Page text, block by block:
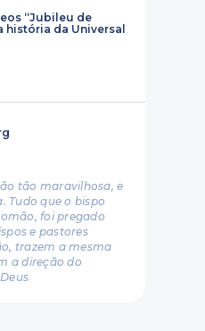
“Jubileu de
história da Universal
tão maravilhosa, e
Tudo que o bispo
foi pregado
e pastores
trazem a mesma
a direção do